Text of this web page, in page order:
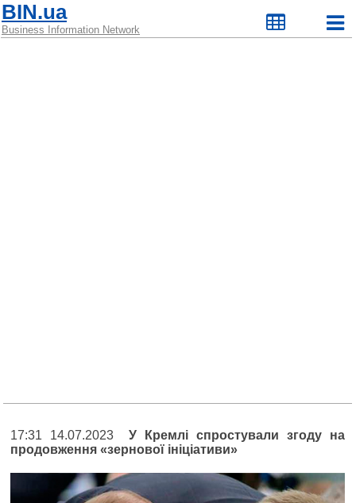
BIN.ua
Business Information Network
17:31 14.07.2023У Кремлі спростували згоду на
продовження «зернової ініціативи»